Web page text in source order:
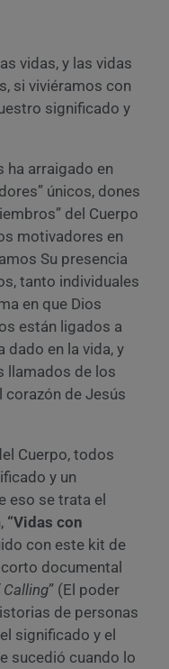
vidas, y las vidas
si viviéramos con
significado y
ha arraigado en
únicos, dones
del Cuerpo
motivadores en
Su presencia
tanto individuales
en que Dios
están ligados a
dado en la vida, y
llamados de los
corazón de Jesús
Cuerpo, todos
y un
eso se trata el
“Vidas con
con este kit de
documental
Calling” (El poder
de personas
significado y el
sucedió cuando lo